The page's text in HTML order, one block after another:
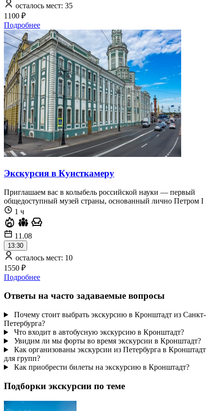
осталось мест: 35
1100 ₽
Подробнее
Экскурсия в Кунсткамеру
Приглашаем вас в колыбель российской науки — первый
общедоступный музей страны, основанный лично Петром I
1 ч
11.08
13:30
осталось мест: 10
1550 ₽
Подробнее
Ответы на часто задаваемые вопросы
Почему стоит выбрать экскурсию в Кронштадт из Санкт-
Петербурга?
Что входит в автобусную экскурсию в Кронштадт?
Увидим ли мы форты во время экскурсии в Кронштадт?
Как организованы экскурсии из Петербурга в Кронштадт
для групп?
Как приобрести билеты на экскурсию в Кронштадт?
Подборки экскурсии по теме